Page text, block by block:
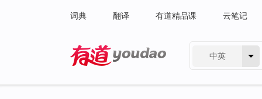
词典 翻译 有道精品课 云笔记
中英